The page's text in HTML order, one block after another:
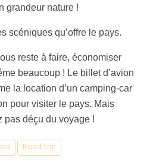
grandeur nature !
scéniques qu’offre le pays.
reste à faire, économiser
beaucoup ! Le billet d’avion
la location d’un camping-car
pour visiter le pays. Mais
pas déçu du voyage !
Road trip